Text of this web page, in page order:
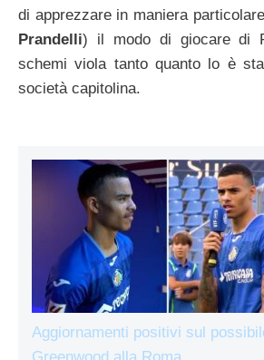
di apprezzare in maniera
Prandelli) il modo di giocare di
schemi viola tanto quanto lo è
società capitolina.
Aggiornamenti positivi sul